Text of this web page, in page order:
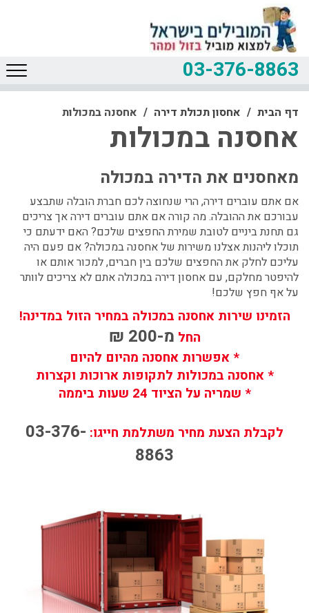
03-376-8863
דף הבית אחסון תכולת דירה אחסנה במכולות
אחסנה במכולות
מאחסנים את הדירה במכולה
אם אתם עוברים דירה, הרי שנחוצה לכם חברת הובלה שתבצע
עבורכם את ההובלה. מה קורה אם אתם עוברים דירה אך צריכים
גם תחנת ביניים לטובת שמירת החפצים שלכם? האם ידעתם כי
תוכלו ליהנות אצלנו משירות של אחסנה במכולה? אם פעם היה
עליכם לחלק את החפצים שלכם בין חברים, למכור אותם או
להיפטר מחלקם, עם אחסון דירה במכולה אתם לא צריכים לוותר
על אף חפץ שלכם!
הזמינו שירות אחסנה במכולה במחיר הזול במדינה!
החל מ-200 ₪
* אפשרות אחסנה מהיום להיום
* אחסנה במכולות לתקופות ארוכות וקצרות
* שמריה על הציוד 24 שעות ביממה
לקבלת הצעת מחיר משתלמת חייגו: 03-376-
8863